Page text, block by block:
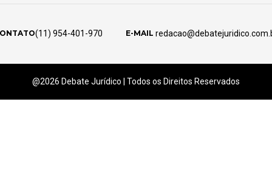
(11) 954-401-970 E-MAIL
@2026 Debate Jurídico | Todos os Direitos Reservados